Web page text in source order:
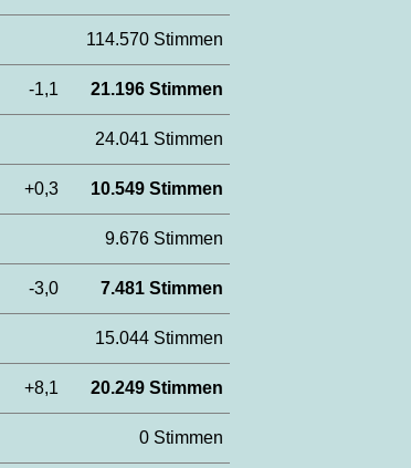
114.570 Stimmen
-1,1 21.196 Stimmen
24.041 Stimmen
+0,3 10.549 Stimmen
9.676 Stimmen
-3,0 7.481 Stimmen
15.044 Stimmen
+8,1 20.249 Stimmen
0 Stimmen